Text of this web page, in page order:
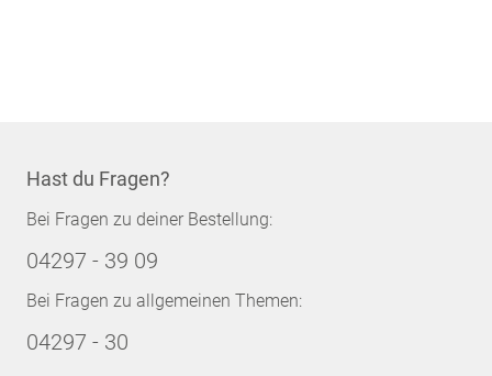
Hast du Fragen?
Bei Fragen zu deiner Bestellung:
04297 - 39 09
Bei Fragen zu allgemeinen Themen:
04297 - 30